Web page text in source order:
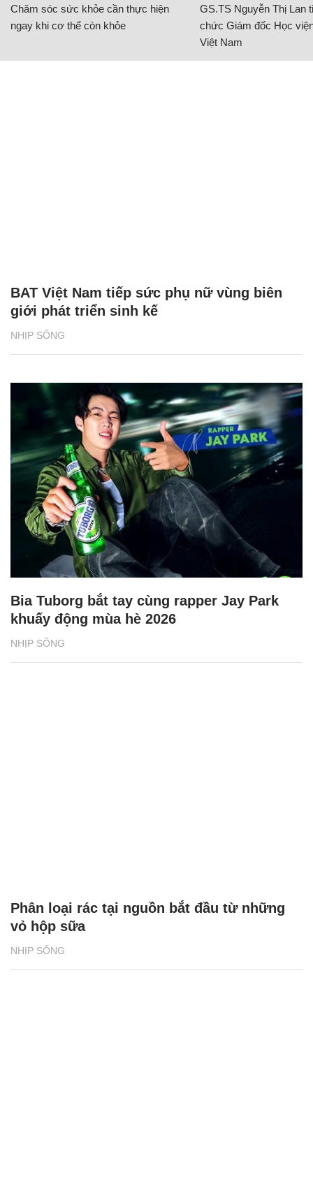
Chăm sóc sức khỏe cần thực hiện
ngay khi cơ thể còn khỏe
GS.TS Nguyễn Thị Lan
chức Giám đốc Học
Việt Nam
NHỊP SỐNG
BAT Việt Nam tiếp sức phụ nữ vùng biên
giới phát triển sinh kế
NHỊP SỐNG
Bia Tuborg bắt tay cùng rapper Jay Park
khuấy động mùa hè 2026
NHỊP SỐNG
Phân loại rác tại nguồn bắt đầu từ những
vỏ hộp sữa